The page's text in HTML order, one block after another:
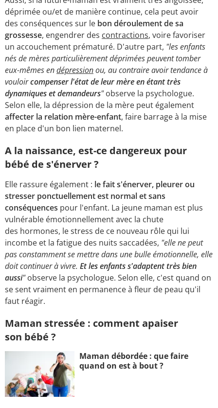
déprimée ou/et de manière continue, cela peut avoir
des conséquences sur le bon déroulement de sa
grossesse, engendrer des contractions, voire favoriser
un accouchement prématuré. D'autre part, "les enfants
nés de mères particulièrement déprimées peuvent tomber
eux-mêmes endépressionou, au contraire avoir tendance à
vouloircompenser l'état de leur mère en étant très
dynamiques et demandeurs"observe la psychologue.
Selon elle, la dépression de la mère peut également
affecter la relation mère-enfant, faire barrage à la mise
en place d'un bon lien maternel.
A la naissance, est-ce dangereux pour
bébé de s'énerver ?
Elle rassure également : le fait s'énerver, pleurer ou
stresser ponctuellement est normal et sans
conséquences pour l'enfant. La jeune maman est plus
vulnérable émotionnellement avec la chute
des hormones, le stress de ce nouveau rôle qui lui
incombe et la fatigue des nuits saccadées, "elle ne peut
pas constamment se mettre dans une bulle émotionnelle, elle
doit continuer à vivre. Et les enfants s'adaptent très bien
aussi"observe la psychologue. Selon elle, c'est quand on
se sent vraiment en permanence à fleur de peau qu'il
faut réagir.
Maman stressée : comment apaiser
son bébé ?
Maman débordée : que faire
quand on est à bout ?